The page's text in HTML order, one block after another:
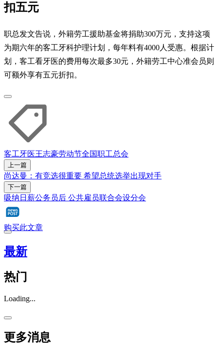
扣五元
职总发文告说，外籍劳工援助基金将捐助300万元，支持这项
为期六年的客工牙科护理计划，每年料有4000人受惠。根据计
划，客工看牙医的费用每次最多30元，外籍劳工中心准会员则
可额外享有五元折扣。
客工牙医王志豪劳动节全国职工总会
上一篇
尚达曼：有竞选很重要 希望总统选举出现对手
下一篇
吸纳日薪公务员后 公共雇员联合会设分会
购买此文章
最新
热门
Loading...
更多消息